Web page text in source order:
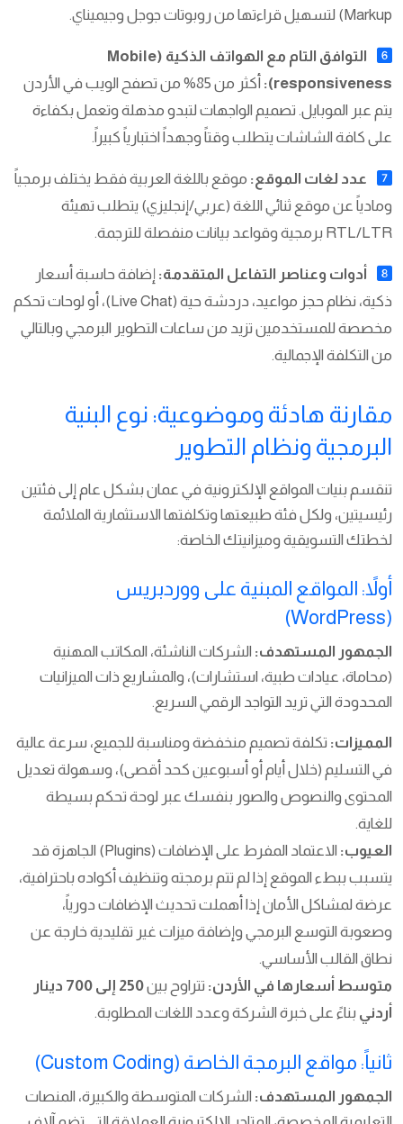
Markup) لتسهيل قراءتها من روبوتات جوجل وجيميناي.
التوافق التام مع الهواتف الذكية (Mobile
responsiveness):
أكثر من 85% من تصفح الويب في الأردن
يتم عبر الموبايل. تصميم الواجهات لتبدو مذهلة وتعمل بكفاءة
على كافة الشاشات يتطلب وقتاً وجهداً اختبارياً كبيراً.
عدد لغات الموقع: موقع باللغة العربية فقط يختلف برمجياً
ومادياً عن موقع ثنائي اللغة (عربي/إنجليزي) يتطلب تهيئة
RTL/LTR برمجية وقواعد بيانات منفصلة للترجمة.
أدوات وعناصر التفاعل المتقدمة: إضافة حاسبة أسعار
ذكية، نظام حجز مواعيد، دردشة حية (Live Chat)، أو لوحات تحكم
مخصصة للمستخدمين تزيد من ساعات التطوير البرمجي وبالتالي
من التكلفة الإجمالية.
مقارنة هادئة وموضوعية: نوع البنية
البرمجية ونظام التطوير
تنقسم بنيات المواقع الإلكترونية في عمان بشكل عام إلى فئتين
رئيسيتين، ولكل فئة طبيعتها وتكلفتها الاستثمارية الملائمة
لخطتك التسويقية وميزانيتك الخاصة:
أولاً: المواقع المبنية على ووردبريس
(WordPress)
الجمهور المستهدف: الشركات الناشئة، المكاتب المهنية
(محاماة، عيادات طبية، استشارات)، والمشاريع ذات الميزانيات
المحدودة التي تريد التواجد الرقمي السريع.
المميزات: تكلفة تصميم منخفضة ومناسبة للجميع، سرعة عالية
في التسليم (خلال أيام أو أسبوعين كحد أقصى)، وسهولة تعديل
المحتوى والنصوص والصور بنفسك عبر لوحة تحكم بسيطة
للغاية.
العيوب:
الاعتماد المفرط على الإضافات (Plugins) الجاهزة قد
يتسبب ببطء الموقع إذا لم تتم برمجته وتنظيف أكواده باحترافية،
عرضة لمشاكل الأمان إذا أهملت تحديث الإضافات دورياً،
وصعوبة التوسع البرمجي وإضافة ميزات غير تقليدية خارجة عن
نطاق القالب الأساسي.
متوسط أسعارها في الأردن: تتراوح بين
250 إلى 700 دينار
أردني بناءً على خبرة الشركة وعدد اللغات المطلوبة.
ثانياً: مواقع البرمجة الخاصة (Custom Coding)
الجمهور المستهدف: الشركات المتوسطة والكبيرة، المنصات